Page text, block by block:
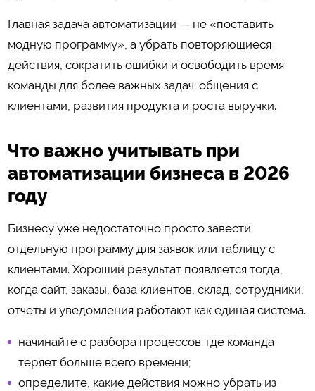
Главная задача автоматизации — не «поставить
модную программу», а убрать повторяющиеся
действия, сократить ошибки и освободить время
команды для более важных задач: общения с
клиентами, развития продукта и роста выручки.
Что важно учитывать при
автоматизации бизнеса в 2026
году
Бизнесу уже недостаточно просто завести
отдельную программу для заявок или таблицу с
клиентами. Хороший результат появляется тогда,
когда сайт, заказы, база клиентов, склад, сотрудники,
отчеты и уведомления работают как единая система.
начинайте с разбора процессов: где команда
теряет больше всего времени;
определите, какие действия можно убрать из